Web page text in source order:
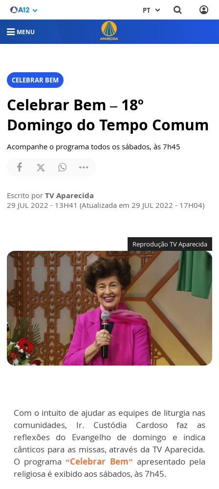
PT
MENU
CELEBRAR BEM
Celebrar Bem – 18º
Domingo do Tempo Comum
Acompanhe o programa todos os sábados, às 7h45
Escrito por TV Aparecida
29 JUL 2022 - 13H41 (Atualizada em 29 JUL 2022 - 17H04)
Reprodução TV Aparecida
Com o intuito de ajudar as equipes de liturgia nas
comunidades, Ir. Custódia Cardoso faz as
reflexões do Evangelho de domingo e indica
cânticos para as missas, através da TV Aparecida.
O programa“Celebrar Bem” apresentado pela
religiosa é exibido aos sábados, às 7h45.